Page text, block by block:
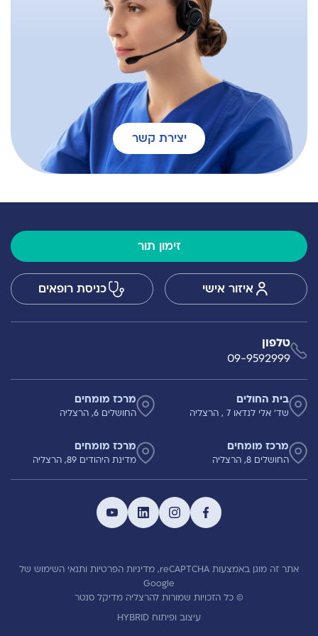
יצירת קשר
זימון תור
איזור אישי כניסת רופאים
טלפון
09-9592999
בית החולים
שד' אלי לנדאו 7 , הרצליה
מרכז מומחים
החושלים 6, הרצליה
מרכז מומחים
החושלים 8, הרצליה
מרכז מומחים
מדינת היהודים 89, הרצליה
אתר זה מוגן באמצעות reCAPTCHA, מדיניות הפרטיות ותנאי השימוש של
Google
© כל הזכויות שמורות להרצליה מדיקל סנטר
עיצוב ופיתוח HYBRID